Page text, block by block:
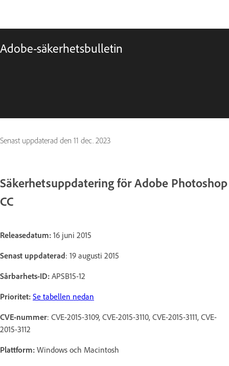
Adobe-säkerhetsbulletin
Senast uppdaterad den 11 dec. 2023
Säkerhetsuppdatering för Adobe Photoshop
CC
Releasedatum: 16 juni 2015
Senast uppdaterad: 19 augusti 2015
Sårbarhets-ID: APSB15-12
Prioritet: Se tabellen nedan
CVE-nummer: CVE-2015-3109, CVE-2015-3110, CVE-2015-3111, CVE-
2015-3112
Plattform: Windows och Macintosh